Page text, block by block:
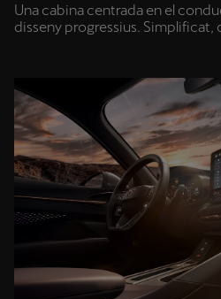
Una cabina centrada en el
disseny progressius. Simplificat,